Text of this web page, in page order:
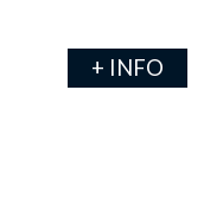
+ INFO